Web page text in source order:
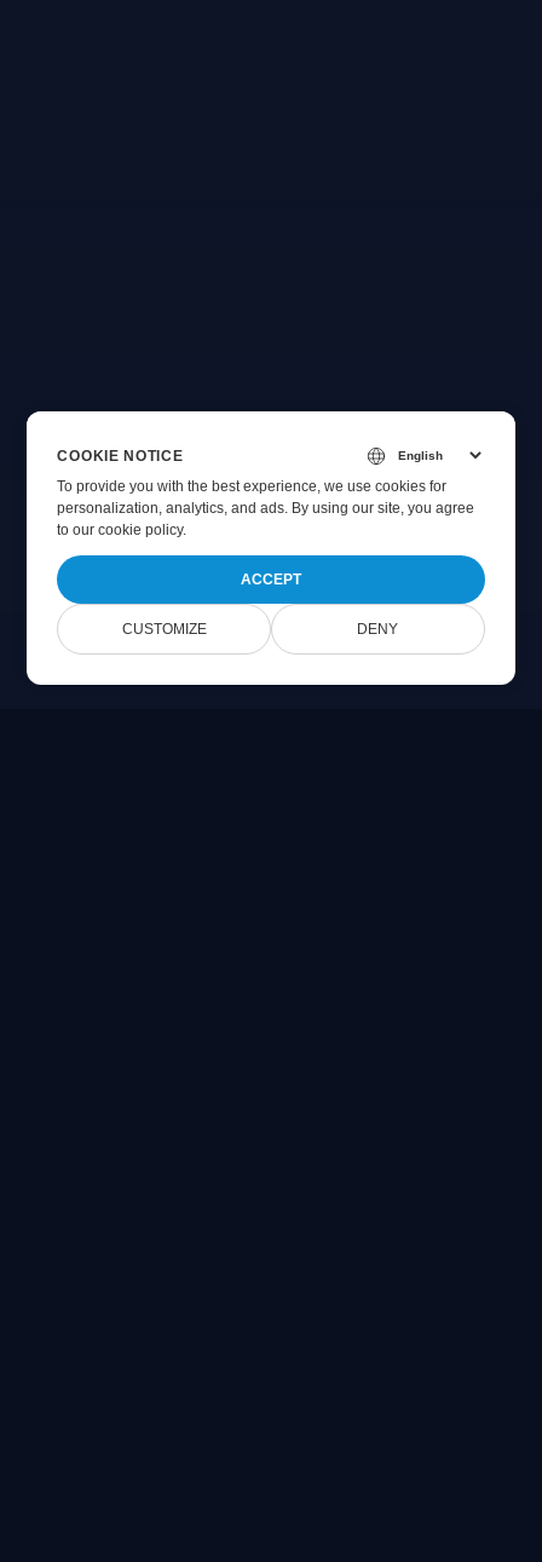
COOKIE NOTICE
To provide you with the best experience, we use cookies for
personalization, analytics, and ads. By using our site, you agree
toour cookie policy.
ACCEPT
CUSTOMIZE DENY